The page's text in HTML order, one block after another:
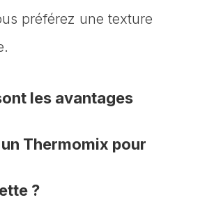
préférez une texture
les avantages
Thermomix pour
?